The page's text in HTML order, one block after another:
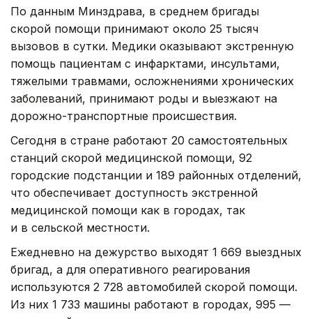
По данным Минздрава, в среднем бригады
скорой помощи принимают около 25 тысяч
вызовов в сутки. Медики оказывают экстренную
помощь пациентам с инфарктами, инсультами,
тяжелыми травмами, осложнениями хронических
заболеваний, принимают роды и выезжают на
дорожно-транспортные происшествия.
Сегодня в стране работают 20 самостоятельных
станций скорой медицинской помощи, 92
городские подстанции и 189 районных отделений,
что обеспечивает доступность экстренной
медицинской помощи как в городах, так
и в сельской местности.
Ежедневно на дежурство выходят 1 669 выездных
бригад, а для оперативного реагирования
используются 2 728 автомобилей скорой помощи.
Из них 1 733 машины работают в городах, 995 —